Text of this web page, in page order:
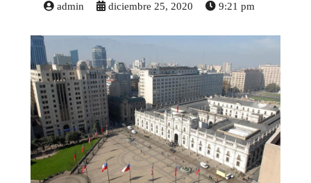
admin diciembre 25, 2020 9:21 pm